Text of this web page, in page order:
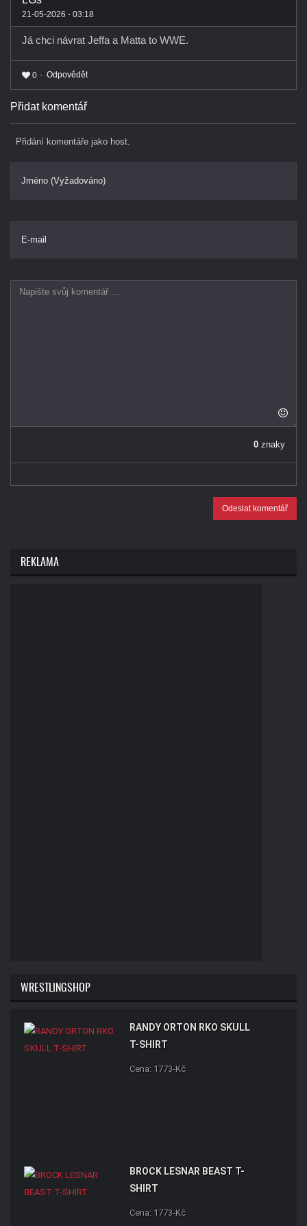
21-05-2026 - 03:18
Já chci návrat Jeffa a Matta to WWE.
0 Odpovědět
Přidat komentář
Přidání komentáře jako host.
Jméno (Vyžadováno)
E-mail
0 znaky
Odeslat komentář
REKLAMA
WRESTLINGSHOP
RANDY ORTON RKO SKULL
T-SHIRT
Cena: 1773-Kč
BROCK LESNAR BEAST T-
SHIRT
Cena: 1773-Kč